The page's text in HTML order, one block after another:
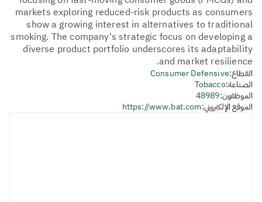
markets exploring reduced-risk products as consumers
show a growing interest in alternatives to traditional
smoking. The company's strategic focus on developing a
diverse product portfolio underscores its adaptability
and market resilience.
القطاع:Consumer Defensive
الصناعة:Tobacco
الموظفون:48989
الموقع الإلكتروني:https://www.bat.com